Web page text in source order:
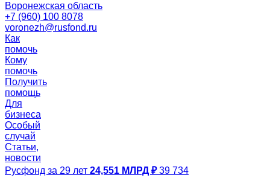
Воронежская область
+7 (960) 100 8078
voronezh@rusfond.ru
Как
помочь
Кому
помочь
Получить
помощь
Для
бизнеса
Особый
случай
Статьи,
новости
Русфонд за 29 лет 24,551 МЛРД ₽ 39 734